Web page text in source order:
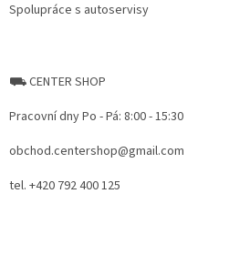
Spolupráce s autoservisy
⛟ CENTER SHOP
Pracovní dny Po - Pá: 8:00 - 15:30
obchod.centershop@gmail.com
tel. +420 792 400 125